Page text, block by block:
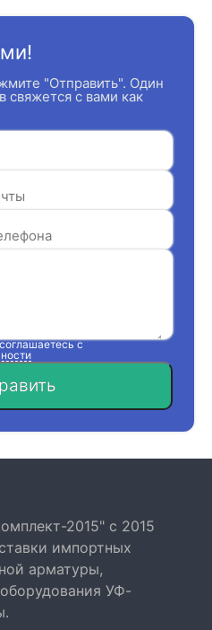
"Отправить". Один
свяжется с вами как
с
2015" с 2015
импортных
арматуры,
УФ-